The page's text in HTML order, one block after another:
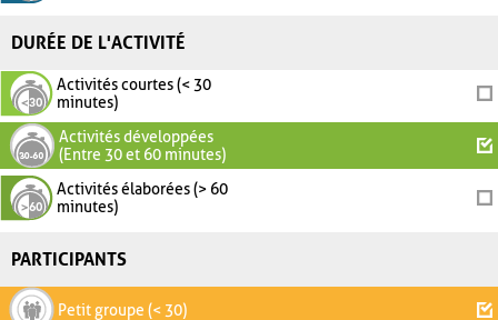
DURÉE DE L'ACTIVITÉ
Activités courtes (< 30
minutes)
Activités développées
(Entre 30 et 60 minutes)
Activités élaborées (> 60
minutes)
PARTICIPANTS
Petit groupe (< 30)